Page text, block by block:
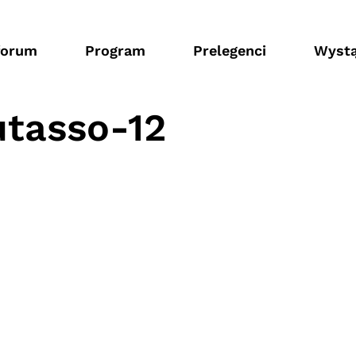
Program Prelegenci
12